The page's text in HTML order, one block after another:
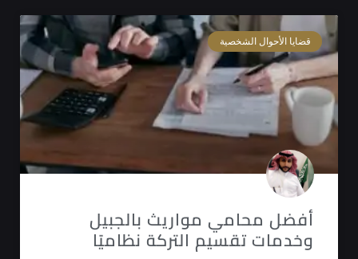
قضايا الأحوال الشخصية
أفضل محامي مواريث بالجبيل
وخدمات تقسيم التركة نظاميًا